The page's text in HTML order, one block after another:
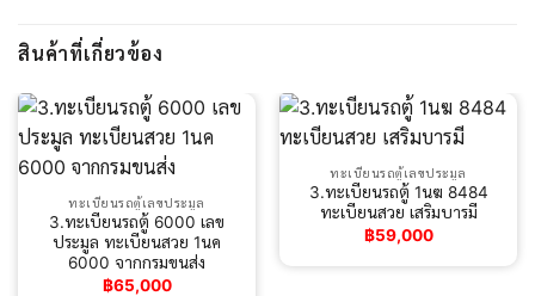
สินค้าที่เกี่ยวข้อง
ทะเบียนรถตู้เลขประมูล
3.ทะเบียนรถตู้ 6000 เลข
ประมูล ทะเบียนสวย 1นค
6000 จากกรมขนส่ง
฿65,000
ทะเบียนรถตู้เลขประมูล
3.ทะเบียนรถตู้ 1นฆ 8484
ทะเบียนสวย เสริมบารมี
฿59,000